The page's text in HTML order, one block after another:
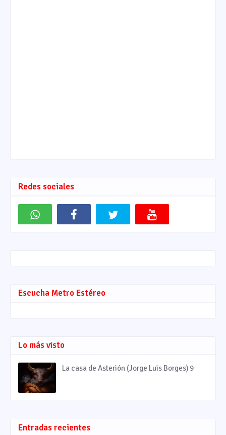
Redes sociales
Escucha Metro Estéreo
Lo más visto
La casa de Asterión (Jorge Luis Borges) 9
Entradas recientes